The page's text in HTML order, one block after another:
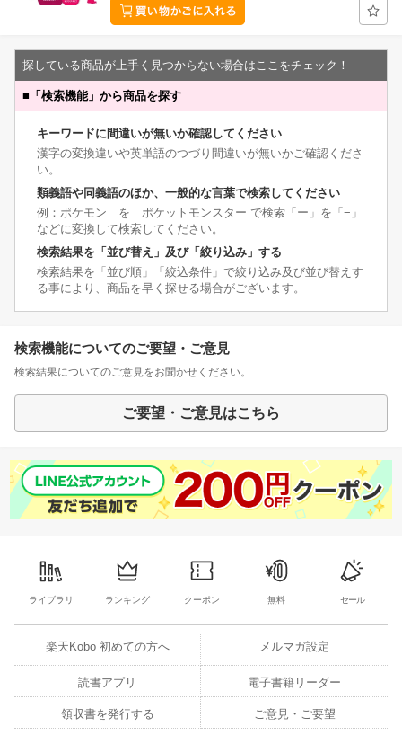
探している商品が上手く見つからない場合はここをチェック！
■ 「検索機能」から商品を探す
キーワードに間違いが無いか確認してください
漢字の変換違いや英単語のつづり間違いが無いかご確認くださ
い。
類義語や同義語のほか、一般的な言葉で検索してください
例：ポケモン を ポケットモンスター で検索「ー」を「−」
などに変換して検索してください。
検索結果を「並び替え」及び「絞り込み」する
検索結果を「並び順」「絞込条件」で絞り込み及び並び替えす
る事により、商品を早く探せる場合がございます。
検索機能についてのご要望・ご意見
検索結果についてのご意見をお聞かせください。
ご要望・ご意見はこちら
ライブラリ ランキング クーポン 無料 セール
楽天Kobo 初めての方へ メルマガ設定
読書アプリ 電子書籍リーダー
領収書を発行する ご意見・ご要望